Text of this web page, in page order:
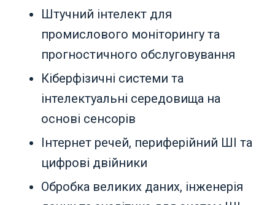
Штучний інтелект для
промислового моніторингу та
прогностичного обслуговування
Кіберфізичні системи та
інтелектуальні середовища на
основі сенсорів
Інтернет речей, периферійний ШІ та
цифрові двійники
Обробка великих даних, інженерія